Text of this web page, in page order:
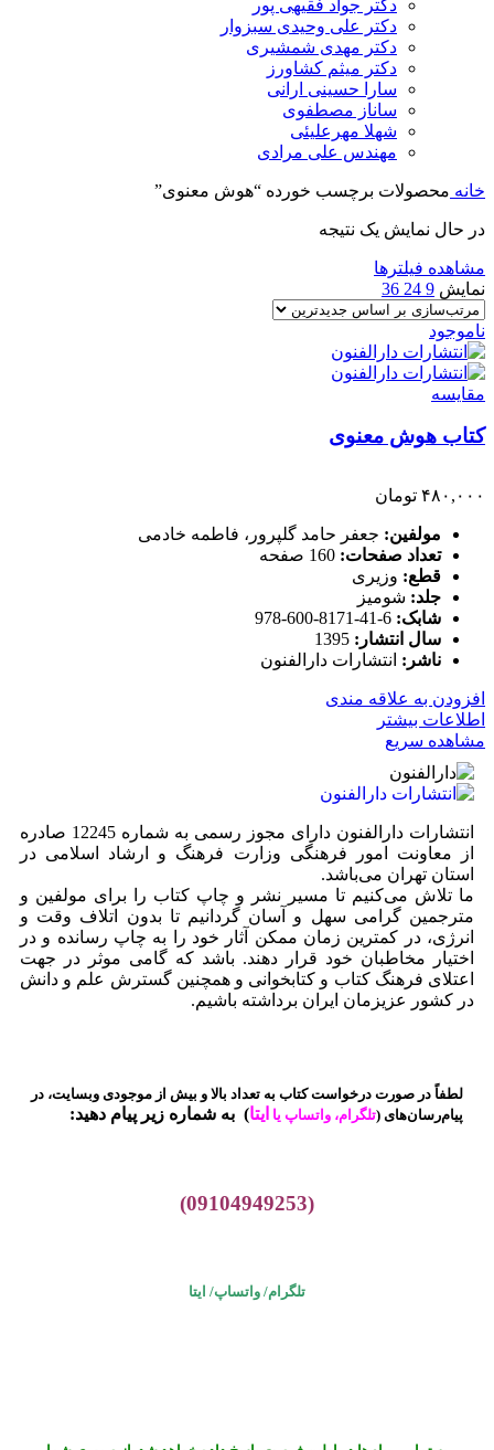
دکتر جواد فقیهی پور
دکتر علی وحیدی سبزوار
دکتر مهدی شمشیری
دکتر میثم کشاورز
سارا حسینی ارانی
ساناز مصطفوی
شهلا مهرعلیئی
مهندس علی مرادی
خانه محصولات برچسب خورده “هوش معنوی”
در حال نمایش یک نتیجه
مشاهده فیلترها
نمایش 9
24
36
ناموجود
مقایسه
کتاب هوش معنوی
۴۸۰,۰۰۰ تومان
مولفین: جعفر حامد گلپرور، فاطمه خادمی
تعداد صفحات:
قطع: وزیری
جلد: شومیز
شابک:
سال انتشار:
ناشر: انتشارات دارالفنون
افزودن به علاقه مندی
اطلاعات بیشتر
مشاهده سریع
انتشارات دارالفنون دارای مجوز رسمی به شماره 12245 صادره
از معاونت امور فرهنگی وزارت فرهنگ و ارشاد اسلامی در
استان تهران می‌باشد.
ما تلاش می‌کنیم تا مسیر نشر و چاپ کتاب را برای مولفین و
مترجمین گرامی سهل و آسان گردانیم تا بدون اتلاف وقت و
انرژی، در کمترین زمان ممکن آثار خود را به چاپ رسانده و در
اختیار مخاطبان خود قرار دهند. باشد که گامی موثر در جهت
اعتلای فرهنگ کتاب و کتابخوانی و همچنین گسترش علم و دانش
در کشور عزیزمان ایران برداشته باشیم.
لطفاً در صورت درخواست کتاب به تعداد بالا و بیش از موجودی وبسایت، در
پیام‌رسان‌های (تلگرام، واتساپ یا ایتا) به شماره زیر پیام دهید:
(09104949253)
تلگرام/ واتساپ/ ایتا